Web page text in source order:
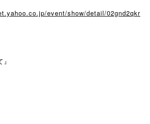
event/show/detail/02gnd2qkr